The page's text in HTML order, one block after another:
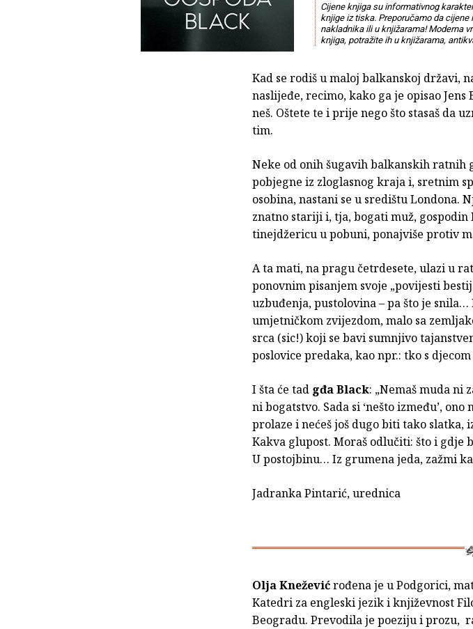
Cijene knjiga su informativnog
knjige iz tiska. Preporučamo da
nakladnika ili u knjižarama! Moderna
knjiga, potražite ih u knjižarama,
Kad se rodiš u maloj balkanskoj državi,
naslijeđe, recimo, kako ga je opisao
neš. Oštete te i prije nego što stasaš da
tim.
Neke od onih šugavih balkanskih ratnih
pobjegne iz zloglasnog kraja i, sretnim
osobina, nastani se u središtu Londona.
znatno stariji i, tja, bogati muž,
tinejdžericu u pobuni, ponajviše protiv
A ta mati, na pragu četrdesete, ulazi u
ponovnim pisanjem svoje „povijesti
uzbuđenja, pustolovina – pa što je snila…
umjetničkom zvijezdom, malo sa
srca (sic!) koji se bavi sumnjivo
poslovice predaka, kao npr.: tko s
I šta će tad gđa Black: „Nemaš muda ni
ni bogatstvo. Sada si ‘nešto između’,
prolaze i nećeš još dugo biti tako slatka,
Kakva glupost. Moraš odlučiti: što i gdje
U postojbinu… Iz grumena jeda, zažmi
Jadranka Pintarić, urednica
Olja Kneževićrođena je u Podgorici,
Katedri za engleski jezik i književnost
Beogradu. Prevodila je poeziju i prozu,